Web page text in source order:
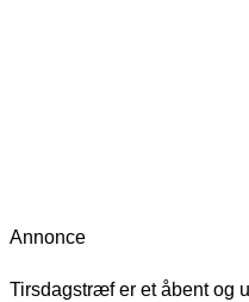
Annonce
Tirsdagstræf er et åbent og